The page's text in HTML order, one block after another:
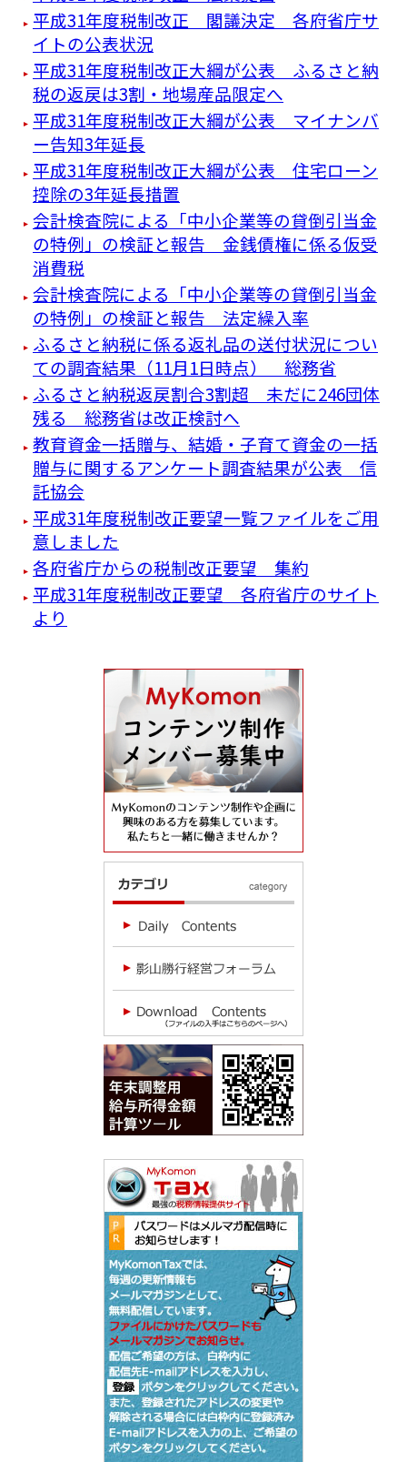
平成31年度税制改正 閣議決定 各府省庁サ
イトの公表状況
平成31年度税制改正大綱が公表 ふるさと納
税の返戻は3割・地場産品限定へ
平成31年度税制改正大綱が公表 マイナンバ
ー告知3年延長
平成31年度税制改正大綱が公表 住宅ローン
控除の3年延長措置
会計検査院による「中小企業等の貸倒引当金
の特例」の検証と報告 金銭債権に係る仮受
消費税
会計検査院による「中小企業等の貸倒引当金
の特例」の検証と報告 法定繰入率
ふるさと納税に係る返礼品の送付状況につい
ての調査結果（11月1日時点） 総務省
ふるさと納税返戻割合3割超 未だに246団体
残る 総務省は改正検討へ
教育資金一括贈与、結婚・子育て資金の一括
贈与に関するアンケート調査結果が公表 信
託協会
平成31年度税制改正要望一覧ファイルをご用
意しました
各府省庁からの税制改正要望 集約
平成31年度税制改正要望 各府省庁のサイト
より